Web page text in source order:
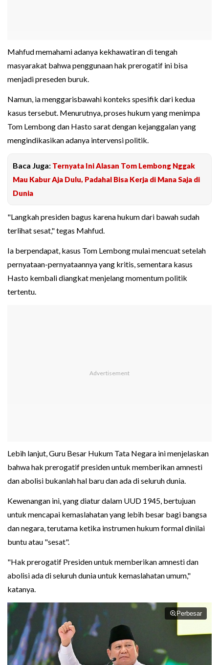
Mahfud memahami adanya kekhawatiran di tengah
masyarakat bahwa penggunaan hak prerogatif ini bisa
menjadi preseden buruk.
Namun, ia menggarisbawahi konteks spesifik dari kedua
kasus tersebut. Menurutnya, proses hukum yang menimpa
Tom Lembong dan Hasto sarat dengan kejanggalan yang
mengindikasikan adanya intervensi politik.
Baca Juga: Ternyata Ini Alasan Tom Lembong Nggak
Mau Kabur Aja Dulu, Padahal Bisa Kerja di Mana Saja di
Dunia
"Langkah presiden bagus karena hukum dari bawah sudah
terlihat sesat," tegas Mahfud.
Ia berpendapat, kasus Tom Lembong mulai mencuat setelah
pernyataan-pernyataannya yang kritis, sementara kasus
Hasto kembali diangkat menjelang momentum politik
tertentu.
Lebih lanjut, Guru Besar Hukum Tata Negara ini menjelaskan
bahwa hak prerogatif presiden untuk memberikan amnesti
dan abolisi bukanlah hal baru dan ada di seluruh dunia.
Kewenangan ini, yang diatur dalam UUD 1945, bertujuan
untuk mencapai kemaslahatan yang lebih besar bagi bangsa
dan negara, terutama ketika instrumen hukum formal dinilai
buntu atau "sesat".
"Hak prerogatif Presiden untuk memberikan amnesti dan
abolisi ada di seluruh dunia untuk kemaslahatan umum,"
katanya.
Perbesar